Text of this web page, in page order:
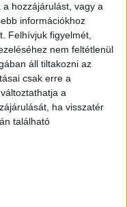
hozzájárulást, vagy a
információkhoz
Felhívjuk figyelmét,
nem feltétlenül
áll tiltakozni az
csak erre a
a
ha visszatér
található
támogatási